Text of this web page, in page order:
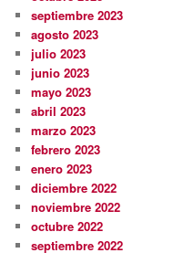
septiembre 2023
agosto 2023
julio 2023
junio 2023
mayo 2023
abril 2023
marzo 2023
febrero 2023
enero 2023
diciembre 2022
noviembre 2022
octubre 2022
septiembre 2022